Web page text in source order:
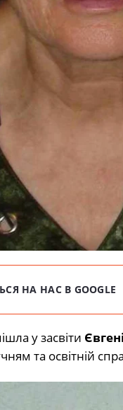
НА НАС В GOOGLE
у засвіти
та освітній